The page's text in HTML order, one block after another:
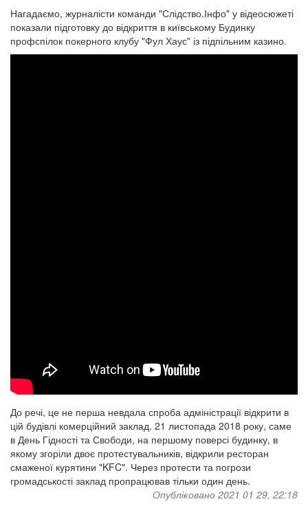
Нагадаємо, журналісти команди "Слідство.Інфо" у відеосюжеті
показали підготовку до відкриття в київському Будинку
профспілок покерного клубу "Фул Хаус" із підпільним казино.
До речі, це не перша невдала спроба адміністрації відкрити в
цій будівлі комерційний заклад. 21 листопада 2018 року, саме
в День Гідності та Свободи, на першому поверсі будинку, в
якому згоріли двоє протестувальників, відкрили ресторан
смаженої курятини "KFC". Через протести та погрози
громадськості заклад пропрацював тільки один день.
Опубліковано 2021 01 29, 22:18